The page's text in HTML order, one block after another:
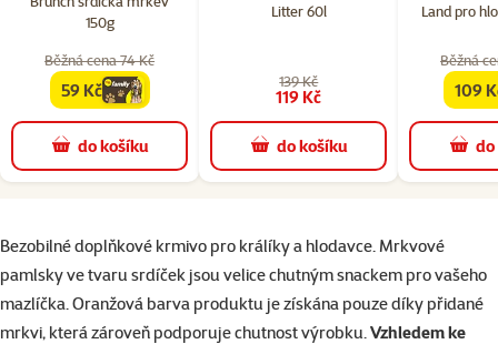
150g
Běžná cena 74 Kč
familycena
59 Kč
do košíku
Litter 60l
139 Kč
119 Kč
do košíku
Land pro
Běžná
109
superzoo.product.detail.content
Bezobilné doplňkové krmivo pro králíky a hlodavce. Mrkvové
pamlsky ve tvaru srdíček jsou velice chutným snackem pro vašeho
mazlíčka. Oranžová barva produktu je získána pouze díky přidané
mrkvi, která zároveň podporuje chutnost výrobku. Vzhledem ke